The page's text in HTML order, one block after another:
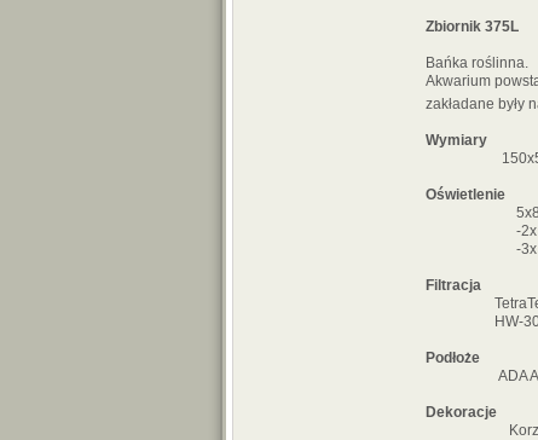
Zbiornik 375L
Bańka roślinna.
Akwarium
zakładane były
Wymiary
Oświetlenie
-2x
-3x
Filtracja
TetraTec
HW-
Podłoże
ADA
Dekoracje
Korzenie